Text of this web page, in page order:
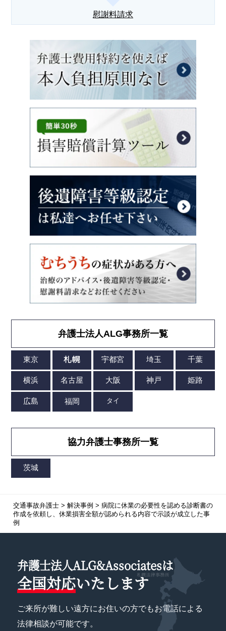
慰謝料請求
弁護士法人ALG事務所一覧
協力弁護士事務所一覧
交通事故弁護士> 解決事例 > 病院に休業の必要性を認める診断書の
作成を依頼し、休業損害全額が認められる内容で示談が成立した事
例
弁護士法人ALG&Associatesは
全国対応いたします
ご来所が難しい遠方にお住いの方でもお電話による
法律相談が可能です。